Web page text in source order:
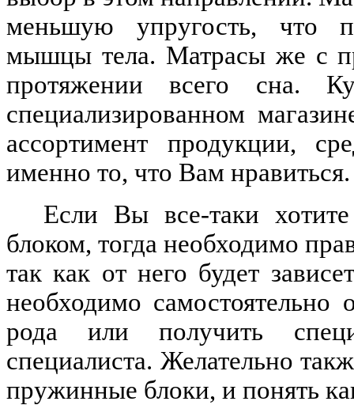
меньшую упругость, что
мышцы тела. Матрасы же с
протяжении всего сна.
специализированном
ассортимент продукции,
именно то, что Вам нравиться.
Если Вы все-таки
блоком, тогда необходимо
так как от него будет
необходимо самостоятельно
рода или получить
специалиста. Желательно
пружинные блоки, и понять